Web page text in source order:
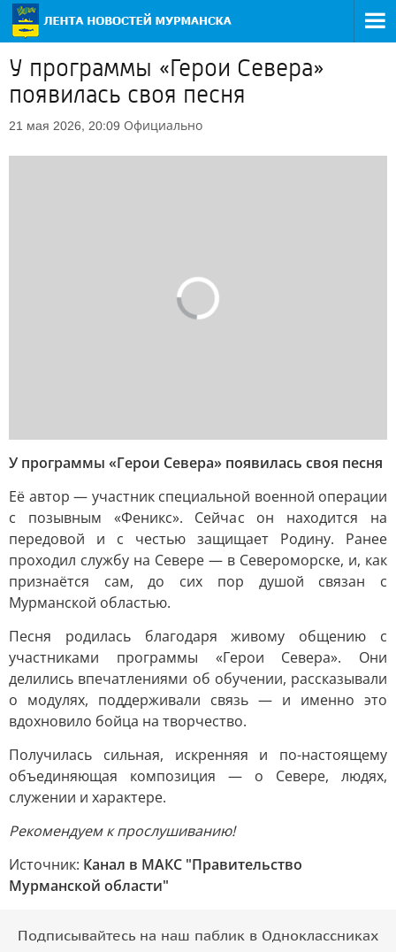
У программы «Герои Севера»
появилась своя песня
21 мая 2026, 20:09 Официально
У программы «Герои Севера» появилась своя песня
Её автор — участник специальной военной операции
с позывным «Феникс». Сейчас он находится на
передовой и с честью защищает Родину. Ранее
проходил службу на Севере — в Североморске, и, как
признаётся сам, до сих пор душой связан с
Мурманской областью.
Песня родилась благодаря живому общению с
участниками программы «Герои Севера». Они
делились впечатлениями об обучении, рассказывали
о модулях, поддерживали связь — и именно это
вдохновило бойца на творчество.
Получилась сильная, искренняя и по-настоящему
объединяющая композиция — о Севере, людях,
служении и характере.
Рекомендуем к прослушиванию!
Источник: Канал в МАКС "Правительство
Мурманской области"
Подписывайтесь на наш паблик в Одноклассниках